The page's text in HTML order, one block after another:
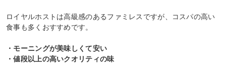
ロイヤルホストは高級感のあるファミレスですが、コスパの高い
食事も多くおすすめです。
・モーニングが美味しくて安い
・値段以上の高いクオリティの味